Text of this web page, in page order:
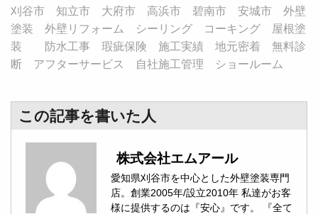
刈谷市 知立市 大府市 高浜市 碧南市 安城市 外壁
塗装 外壁リフォーム シーリング コーキング 屋根塗
装 防水工事 瑕疵保険 施工実績 地元密着 無料診
断 アフターサービス 自社施工管理 ショールーム
この記事を書いた人
株式会社エムアール
愛知県刈谷市を中心とした外壁塗装専門
店。創業2005年/設立2010年 私達がお客
様に提供するのは『安心』です。 『全て